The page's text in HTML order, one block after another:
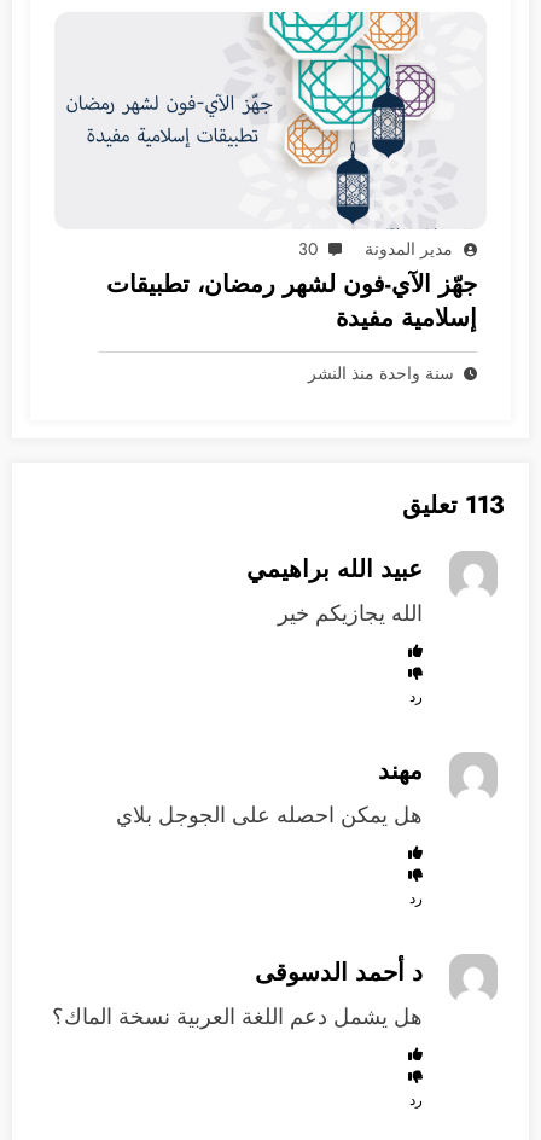
مدير المدونة 30
جهّز الآي-فون لشهر رمضان، تطبيقات
إسلامية مفيدة
سنة واحدة منذ النشر
113 تعليق
عبيد الله براهيمي
الله يجازيكم خير
رد
مهند
هل يمكن احصله على الجوجل بلاي
رد
د أحمد الدسوقى
هل يشمل دعم اللغة العربية نسخة الماك؟
رد